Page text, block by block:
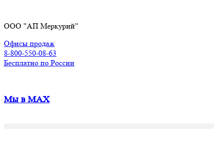
содержимому
ООО "АП Меркурий"
Офисы продаж
8-800-550-08-63
Бесплатно по России
Мы в MAX